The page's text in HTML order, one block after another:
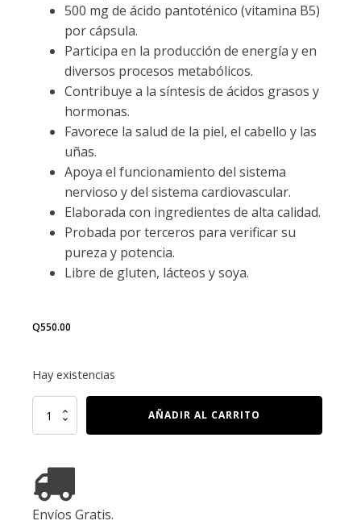
500 mg de ácido pantoténico (vitamina B5)
por cápsula.
Participa en la producción de energía y en
diversos procesos metabólicos.
Contribuye a la síntesis de ácidos grasos y
hormonas.
Favorece la salud de la piel, el cabello y las
uñas.
Apoya el funcionamiento del sistema
nervioso y del sistema cardiovascular.
Elaborada con ingredientes de alta calidad.
Probada por terceros para verificar su
pureza y potencia.
Libre de gluten, lácteos y soya.
Q550.00
Hay existencias
VITAMINA
240
Capsulas
cantidad
AÑADIR AL CARRITO
Envíos Gratis.